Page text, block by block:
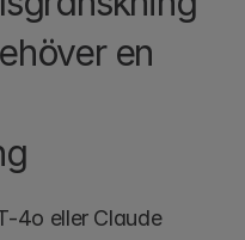
en
4o eller Claude